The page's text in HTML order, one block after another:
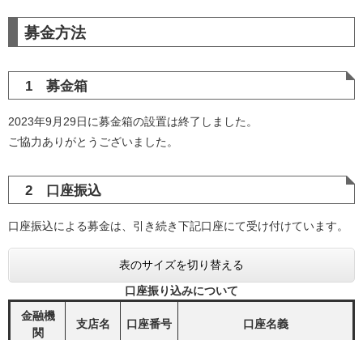
募金方法
1 募金箱
2023年9月29日に募金箱の設置は終了しました。
ご協力ありがとうございました。
2 口座振込
口座振込による募金は、引き続き下記口座にて受け付けています。
表のサイズを切り替える
口座振り込みについて
金融機
関
支店名 口座番号 口座名義